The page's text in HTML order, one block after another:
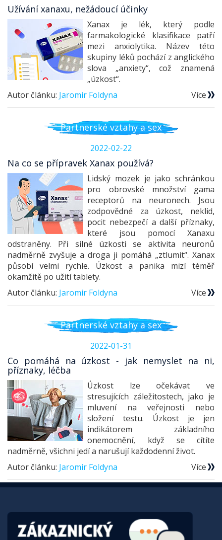
Užívání xanaxu, nežádoucí účinky
Xanax je lék, který podle
farmakologické klasifikace patří
mezi anxiolytika. Název této
skupiny léků pochází z anglického
slova „anxiety“, což znamená
„úzkost“.
Autor článku: Jaromir Foldyna Více
Partnerské vztahy a sex
2022-02-22
Na co se přípravek Xanax používá?
Lidský mozek je jako schránkou
pro obrovské množství gama
receptorů na neuronech. Jsou
zodpovědné za úzkost, neklid,
pocit nebezpečí a další příznaky,
které jsou pomocí Xanaxu
odstraněny. Při silné úzkosti se aktivita neuronů
nadměrně zvyšuje a droga ji pomáhá „ztlumit“. Xanax
působí velmi rychle. Úzkost a panika mizí téměř
okamžitě po užití tablety.
Autor článku: Jaromir Foldyna Více
Partnerské vztahy a sex
2022-01-31
Co pomáhá na úzkost - jak nemyslet na ni,
příznaky, léčba
Úzkost lze očekávat ve
stresujících záležitostech, jako je
mluvení na veřejnosti nebo
složení testu. Úzkost je jen
indikátorem základního
onemocnění, když se cítíte
nadměrně, všichni jedí a narušují každodenní život.
Autor článku: Jaromir Foldyna Více